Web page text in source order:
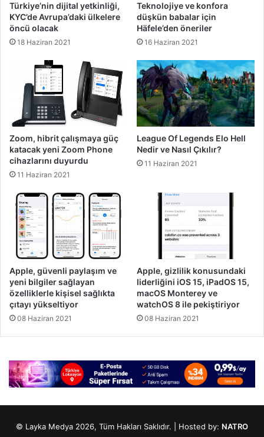
Türkiye’nin dijital yetkinliği,
KYC’de Avrupa’daki ülkelere
öncü olacak
18 Haziran 2021
Teknolojiye ve konfora
düşkün babalar için
Häfele’den öneriler
16 Haziran 2021
Zoom, hibrit çalışmaya güç
katacak yeni Zoom Phone
cihazlarını duyurdu
11 Haziran 2021
League Of Legends Elo Hell
Nedir ve Nasıl Çıkılır?
11 Haziran 2021
Apple, güvenli paylaşım ve
yeni bilgiler sağlayan
özelliklerle kişisel sağlıkta
çıtayı yükseltiyor
08 Haziran 2021
Apple, gizlilik konusundaki
liderliğini iOS 15, iPadOS 15,
macOS Monterey ve
watchOS 8 ile pekiştiriyor
08 Haziran 2021
© Layka Medya 2026, Tüm Hakları Saklıdır. | Hosted by: NATRO